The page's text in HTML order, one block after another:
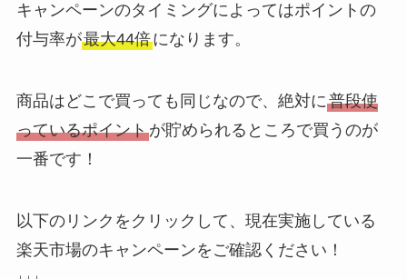
キャンペーンのタイミングによってはポイントの
付与率が最大44倍になります。
商品はどこで買っても同じなので、絶対に普段使
っているポイントが貯められるところで買うのが
一番です！
以下のリンクをクリックして、現在実施している
楽天市場のキャンペーンをご確認ください！